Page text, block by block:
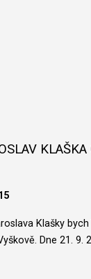
Klašky
Dne 21.